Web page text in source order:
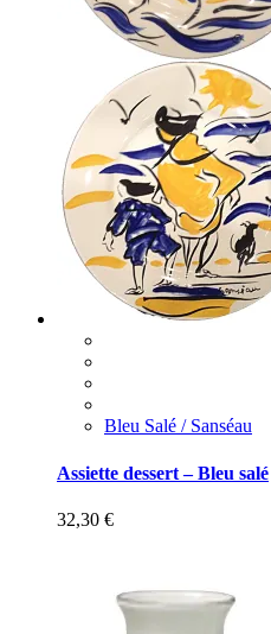
Bleu Salé / Sanséau
Assiette dessert – Bleu salé
32,30 €